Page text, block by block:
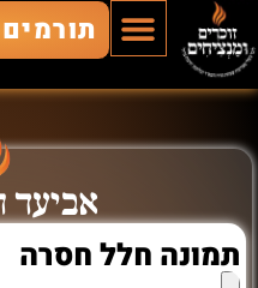
אביעד
תמונה חלל חסרה